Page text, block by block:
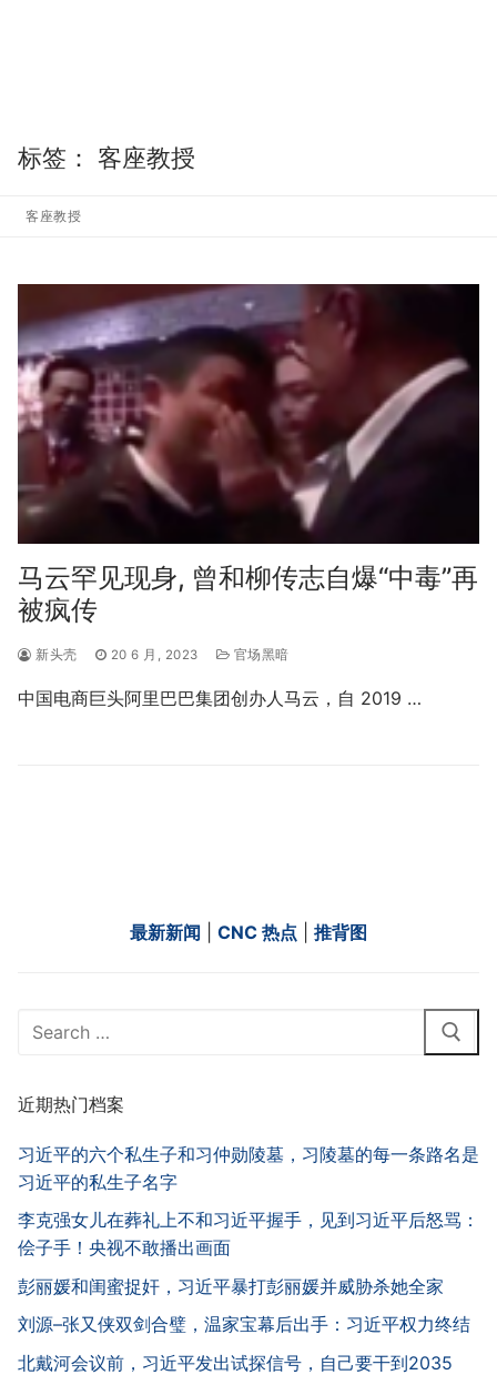
标签： 客座教授
客座教授
马云罕见现身, 曾和柳传志自爆“中毒”再
被疯传
新头壳 20 6 月, 2023 官场黑暗
中国电商巨头阿里巴巴集团创办人马云，自 2019 …
最新新闻 CNC 热点 推背图
Search
近期热门档案
习近平的六个私生子和习仲勋陵墓，习陵墓的每一条路名是
习近平的私生子名字
李克强女儿在葬礼上不和习近平握手，见到习近平后怒骂：
侩子手！央视不敢播出画面
彭丽媛和闺蜜捉奸，习近平暴打彭丽媛并威胁杀她全家
刘源–张又侠双剑合璧，温家宝幕后出手：习近平权力终结
北戴河会议前，习近平发出试探信号，自己要干到2035